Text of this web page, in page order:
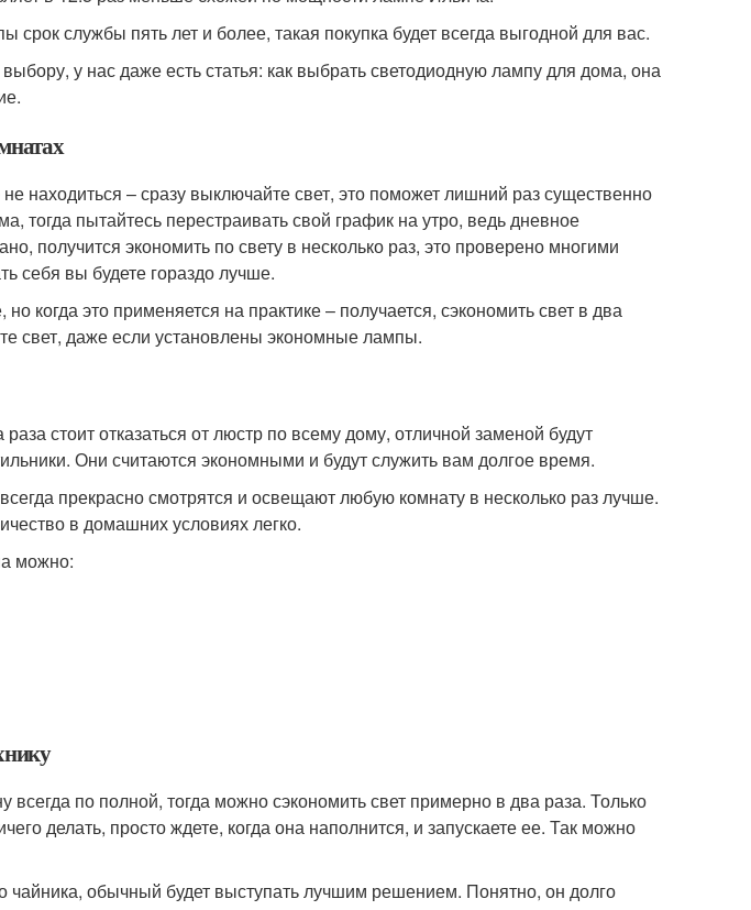
службы пять лет и более, такая покупка будет всегда выгодной для вас.
у нас даже есть статья: как выбрать светодиодную лампу для дома, она
находиться – сразу выключайте свет, это поможет лишний раз существенно
тогда пытайтесь перестраивать свой график на утро, ведь дневное
получится экономить по свету в несколько раз, это проверено многими
себя вы будете гораздо лучше.
когда это применяется на практике – получается, сэкономить свет в два
свет, даже если установлены экономные лампы.
стоит отказаться от люстр по всему дому, отличной заменой будут
Они считаются экономными и будут служить вам долгое время.
прекрасно смотрятся и освещают любую комнату в несколько раз лучше.
в домашних условиях легко.
можно:
всегда по полной, тогда можно сэкономить свет примерно в два раза. Только
делать, просто ждете, когда она наполнится, и запускаете ее. Так можно
чайника, обычный будет выступать лучшим решением. Понятно, он долго